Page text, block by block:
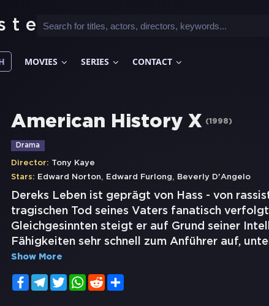
MOVIES SERIES CONTACT
American History X (1998)
Drama
Director: Tony Kaye
Stars: Edward Norton, Edward Furlong, Beverly D'Angelo
Dereks Leben ist geprägt von Hass - von
tragischen Tod seines Vaters fanatisch
Gleichgesinnten steigt er auf Grund seiner
Fähigkeiten sehr schnell zum Anführer auf,
Show More
FacebookTelegramTwitterWhatsApp
Reddit